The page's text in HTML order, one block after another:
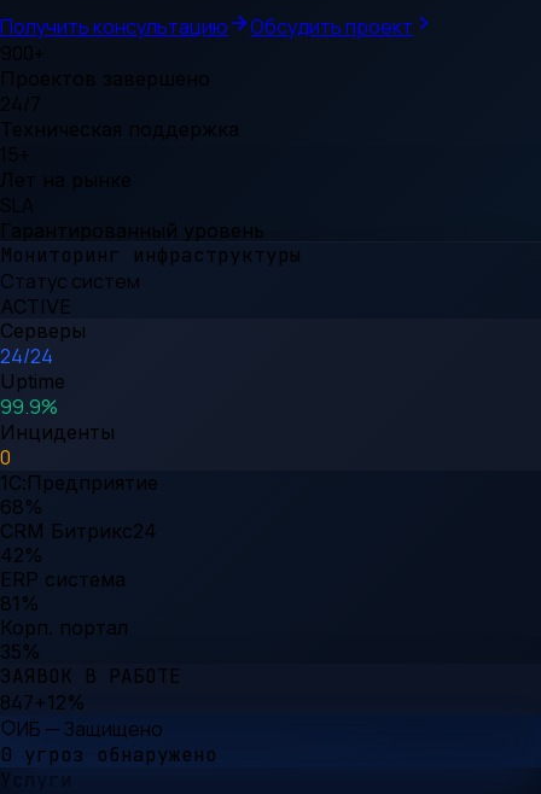
Получить консультацию
Обсудить проект
900+
Проектов завершено
24/7
Техническая поддержка
15+
Лет на рынке
SLA
Гарантированный уровень
Мониторинг инфраструктуры
Статус систем
ACTIVE
Серверы
24/24
Uptime
99.9%
Инциденты
0
1С:Предприятие
68%
CRM Битрикс24
42%
ERP система
81 %
Корп. портал
35%
ЗАЯВОК В РАБОТЕ
847+12%
ИБ — Защищено
0 угроз обнаружено
Услуги